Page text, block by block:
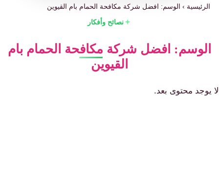
الرئيسية ›الوسم: افضل شركة مكافحة الحمام بام القيوين
نصائح وأفكار
الوسم: افضل شركة مكافحة الحمام بام
القيوين
لا يوجد محتوى بعد.